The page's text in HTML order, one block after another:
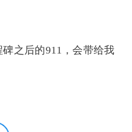
之后的911，会带给我